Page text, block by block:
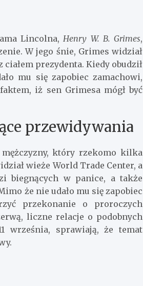
Lincolna, Henry W. B. Grimes,
W jego śnie, Grimes widział
prezydenta. Kiedy obudził
mu się zapobiec zamachowi,
iż sen Grimesa mógł być
przewidywania
który rzekomo kilka
wieże World Trade Center, a
biegnących w panice, a także
że nie udało mu się zapobiec
przekonanie o proroczych
liczne relacje o podobnych
września, sprawiają, że temat